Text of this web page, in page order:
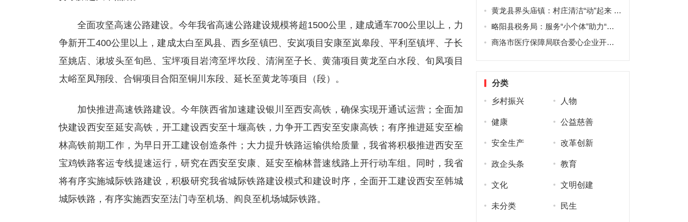
全面攻坚高速公路建设。今年我省高速公路建设规模将超1500公里，建成通车700公里以上，力
争新开工400公里以上，建成太白至凤县、西乡至镇巴、安岚项目安康至岚皋段、平利至镇坪、子长
至姚店、湫坡头至旬邑、宝坪项目岩湾至坪坎段、清涧至子长、黄蒲项目黄龙至白水段、旬凤项目
太峪至凤翔段、合铜项目合阳至铜川东段、延长至黄龙等项目（段）。
加快推进高速铁路建设。今年陕西省加速建设银川至西安高铁，确保实现开通试运营；全面加
快建设西安至延安高铁，开工建设西安至十堰高铁，力争开工西安至安康高铁；有序推进延安至榆
林高铁前期工作，为早日开工建设创造条件；大力提升铁路运输供给质量，我省将积极推进西安至
宝鸡铁路客运专线提速运行，研究在西安至安康、延安至榆林普速线路上开行动车组。同时，我省
将有序实施城际铁路建设，积极研究我省城际铁路建设模式和建设时序，全面开工建设西安至韩城
城际铁路，有序实施西安至法门寺至机场、阎良至机场城际铁路。
黄龙县界头庙镇：村庄清洁“动”起来 村容村貌“靓”起来
略阳县税务局：服务“小个体”助力“大发展”
商洛市医疗保障局联合爱心企业开展捐赠活动
分类
乡村振兴 人物
健康 公益慈善
安全生产 改革创新
政企头条 教育
文化 文明创建
未分类 民生